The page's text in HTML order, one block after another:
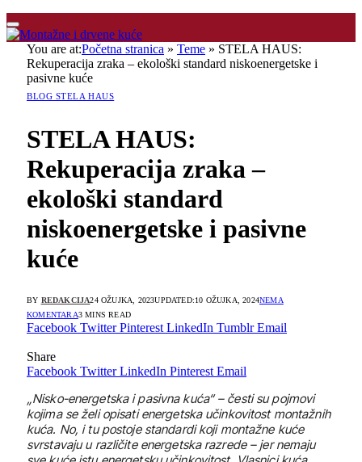
You are at:Početna stranica » Teme » STELA HAUS:
Rekuperacija zraka – ekološki standard niskoenergetske i
pasivne kuće
BLOG STELA HAUS
STELA HAUS:
Rekuperacija zraka –
ekološki standard
niskoenergetske i pasivne
kuće
BY REDAKCIJA24 OŽUJKA, 2023UPDATED:10 OŽUJKA, 2024NEMA
KOMENTARA3 MINS READ
Facebook Twitter Pinterest LinkedIn Tumblr Email
Share
Facebook Twitter LinkedIn Pinterest Email
„Nisko-energetska i pasivna kuća“ – česti su pojmovi
kojima se želi opisati energetska učinkovitost montažnih
kuća. No, i tu postoje standardi koji montažne kuće
svrstavaju u različite energetska razrede – jer nemaju